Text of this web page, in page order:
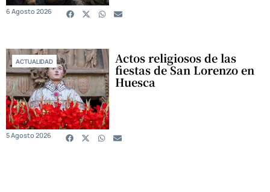
6 Agosto 2026
ACTUALIDAD Actos religiosos de las
fiestas de San Lorenzo en
Huesca
5 Agosto 2026